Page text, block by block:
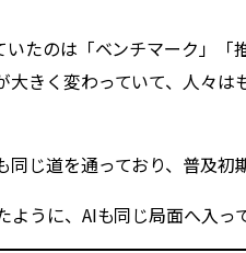
たのは「ベンチマーク」
大きく変わっていて、人々
じ道を通っており、普及初
うに、AIも同じ局面へ入っ